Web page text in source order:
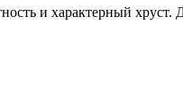
и характерный хруст.